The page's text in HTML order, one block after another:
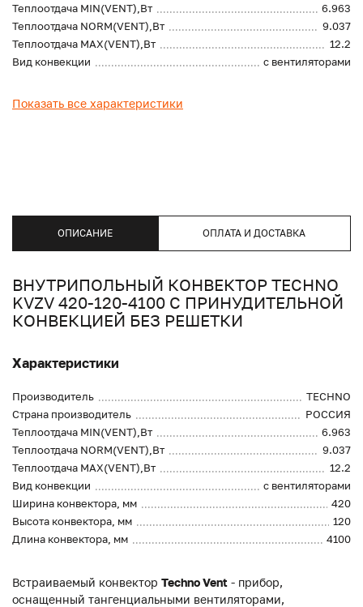
Теплоотдача MIN(VENT),Вт
6.963
Теплоотдача NORM(VENT),Вт
9.037
Теплоотдача MAX(VENT),Вт
12.2
Вид конвекции
с вентиляторами
Показать все характеристики
ОПИСАНИЕ ОПЛАТА И ДОСТАВКА
ВНУТРИПОЛЬНЫЙ КОНВЕКТОР TECHNO
KVZV 420-120-4100 С ПРИНУДИТЕЛЬНОЙ
КОНВЕКЦИЕЙ БЕЗ РЕШЕТКИ
Характеристики
Производитель
TECHNO
Страна производитель
РОССИЯ
Теплоотдача MIN(VENT),Вт
6.963
Теплоотдача NORM(VENT),Вт
9.037
Теплоотдача MAX(VENT),Вт
12.2
Вид конвекции
с вентиляторами
Ширина конвектора, мм
420
Высота конвектора, мм
120
Длина конвектора, мм
4100
Встраиваемый конвектор Techno Vent - прибор,
оснащенный тангенциальными вентиляторами,